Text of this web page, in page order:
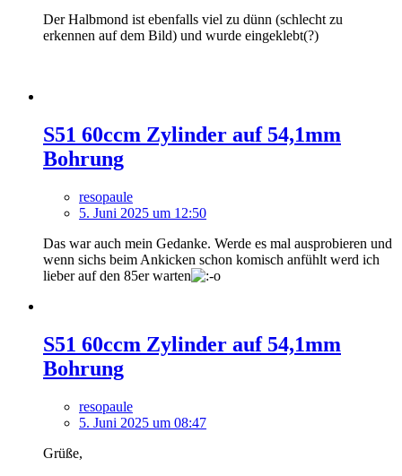
Der Halbmond ist ebenfalls viel zu dünn (schlecht zu
erkennen auf dem Bild) und wurde eingeklebt(?)
S51 60ccm Zylinder auf 54,1mm
Bohrung
resopaule
5. Juni 2025 um 12:50
Das war auch mein Gedanke. Werde es mal ausprobieren und
wenn sichs beim Ankicken schon komisch anfühlt werd ich
lieber auf den 85er warten
S51 60ccm Zylinder auf 54,1mm
Bohrung
resopaule
5. Juni 2025 um 08:47
Grüße,